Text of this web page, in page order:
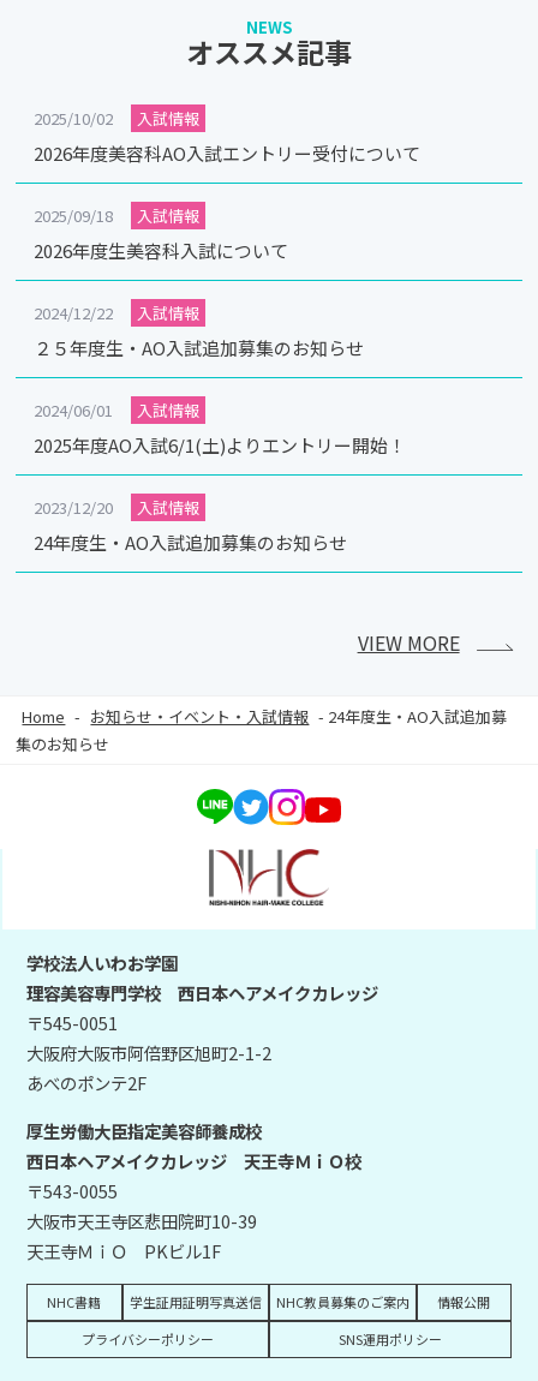
NEWS
オススメ記事
2025/10/02 入試情報
2026年度美容科AO入試エントリー受付について
2025/09/18 入試情報
2026年度生美容科入試について
2024/12/22 入試情報
２５年度生・AO入試追加募集のお知らせ
2024/06/01 入試情報
2025年度AO入試6/1(土)よりエントリー開始！
2023/12/20 入試情報
24年度生・AO入試追加募集のお知らせ
VIEW MORE
Home - お知らせ・イベント・入試情報 - 24年度生・AO入試追加募
集のお知らせ
学校法人いわお学園
理容美容専門学校 西日本ヘアメイクカレッジ
〒545-0051
大阪府大阪市阿倍野区旭町2-1-2
あべのポンテ2F
厚生労働大臣指定美容師養成校
西日本ヘアメイクカレッジ 天王寺ＭｉＯ校
〒543-0055
大阪市天王寺区悲田院町10-39
天王寺ＭｉＯ PKビル1F
NHC書籍 学生証用証明写真送信 NHC教員募集のご案内
情報公開
プライバシーポリシー
SNS運用ポリシー